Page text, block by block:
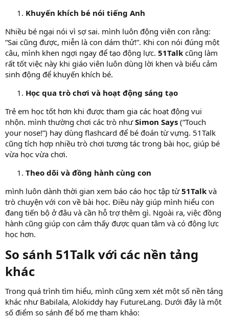
Khuyến khích bé nói tiếng Anh
Nhiều bé ngại nói vì sợ sai. mình luôn động viên con rằng:
“Sai cũng được, miễn là con dám thử!”. Khi con nói đúng một
câu, mình khen ngợi ngay để tạo động lực. 51Talk cũng làm
rất tốt việc này khi giáo viên luôn dùng lời khen và biểu cảm
sinh động để khuyến khích bé.
Học qua trò chơi và hoạt động sáng tạo
Trẻ em học tốt hơn khi được tham gia các hoạt động vui
nhộn. mình thường chơi các trò nhưSimon Says (“Touch
your nose!”) hay dùng flashcard để bé đoán từ vựng. 51Talk
cũng tích hợp nhiều trò chơi tương tác trong bài học, giúp bé
vừa học vừa chơi.
Theo dõi và đồng hành cùng con
mình luôn dành thời gian xem báo cáo học tập từ51Talk và
trò chuyện với con về bài học. Điều này giúp mình hiểu con
đang tiến bộ ở đâu và cần hỗ trợ thêm gì. Ngoài ra, việc đồng
hành cũng giúp con cảm thấy được quan tâm và có động lực
học hơn.
So sánh 51Talk với các nền tảng
khác​
Trong quá trình tìm hiểu, mình cũng xem xét một số nền tảng
khác như Babilala, Alokiddy hay FutureLang. Dưới đây là một
số điểm so sánh để bố mẹ tham khảo: